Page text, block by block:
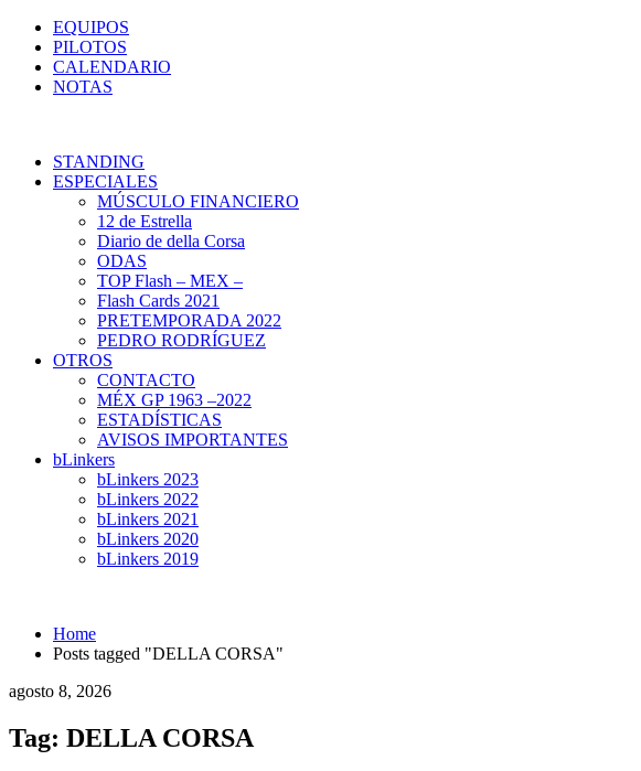
EQUIPOS
PILOTOS
CALENDARIO
NOTAS
STANDING
ESPECIALES
MÚSCULO FINANCIERO
12 de Estrella
Diario de della Corsa
ODAS
TOP Flash – MEX –
Flash Cards 2021
PRETEMPORADA 2022
PEDRO RODRÍGUEZ
OTROS
CONTACTO
MÉX GP 1963 –2022
ESTADÍSTICAS
AVISOS IMPORTANTES
bLinkers
bLinkers 2023
bLinkers 2022
bLinkers 2021
bLinkers 2020
bLinkers 2019
Home
Posts tagged "DELLA CORSA"
agosto 8, 2026
Tag: DELLA CORSA